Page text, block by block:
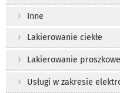
Inne
Lakierowanie ciekłe
Lakierowanie proszkowe
Usługi w zakresie